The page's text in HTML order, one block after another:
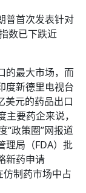
普首次发表针对
数已下跌近
的最大市场，而
度新德里电视台
美元的药品出口
要药企来说，
“政策圈”网报道
理局（FDA）批
新药申请
仿制药市场中占